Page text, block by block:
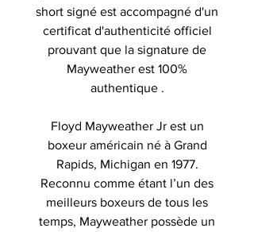
short signé est accompagné d'un
certificat d'authenticité officiel
prouvant que la signature de
Mayweather est 100%
authentique .
Floyd Mayweather Jr est un
boxeur américain né à Grand
Rapids, Michigan en 1977.
Reconnu comme étant l’un des
meilleurs boxeurs de tous les
temps, Mayweather possède un